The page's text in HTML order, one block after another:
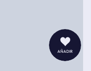
añadir